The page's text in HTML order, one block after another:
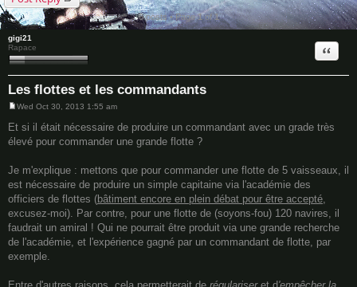
6 posts • Page1of1
gigi21
Rapace
Les flottes et les commandants
Quote
s
t
Wed Oct 30, 2013 1:55 am
Et si il était nécessaire de produire un commandant avec un grade très
élevé pour commander une grande flotte ?
Je m'explique : mettons que pour commander une flotte de 5 vaisseaux, il
est nécessaire de produire un simple capitaine via l'académie des
officiers de flottes (bâtiment encore en plein débat pour être accepté,
excusez-moi). Par contre, pour une flotte de (soyons-fou) 120 navires, il
faudrait un amiral ! Qui ne pourrait être produit via une grande recherche
de l'académie, et l'expérience gagné par un commandant de flotte, par
exemple.